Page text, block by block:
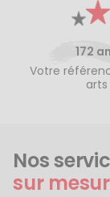
172
Votre
arts
Nos
sur